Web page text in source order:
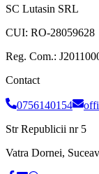
SC Lutasin SRL
CUI: RO-28059628
Reg. Com.:
Contact
0756140154
Str Republicii nr 5
Vatra Dornei,